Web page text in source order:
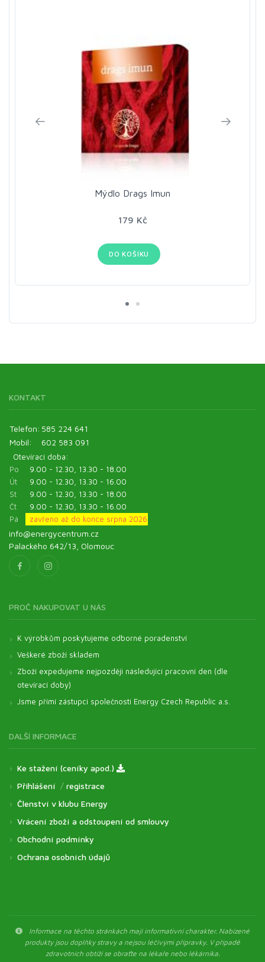
Mýdlo Drags Imun
179 Kč
DO KOŠÍKU
KONTAKT
Telefon: 585 224 641
Mobil:
602 583 091
Otevírací doba:
Po
9.00 - 12.30, 13.30 - 18.00
Út
9.00 - 12.30, 13.30 - 16.00
St
9.00 - 12.30, 13.30 - 18.00
Čt
9.00 - 12.30, 13.30 - 16.00
Pá
zavřeno až do konce srpna 2026
info@energycentrum.cz
Palackého 642/13, Olomouc
PROČ NAKUPOVAT U NÁS
K výrobkům poskytujeme odborné poradenství
Veškeré zboží skladem
Zboží expedujeme nejpozději následující pracovní den (dle
otevírací doby)
Jsme přímí zástupci společnosti Energy Czech Republic a.s.
DALŠÍ INFORMACE
Ke stažení (ceníky apod.)
Přihlášení / registrace
Členství v klubu Energy
Vrácení zboží a odstoupení od smlouvy
Obchodní podmínky
Ochrana osobních údajů
Informace na těchto stránkách mají informativní charakter. Nabízené
produkty jsou doplňky stravy a nejsou léčivými přípravky. V případě
zdravotních obtíží se obraťte na lékaře nebo lékárníka.